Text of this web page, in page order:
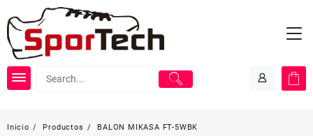
al
contenido
Inicio Productos BALON MIKASA FT-5WBK